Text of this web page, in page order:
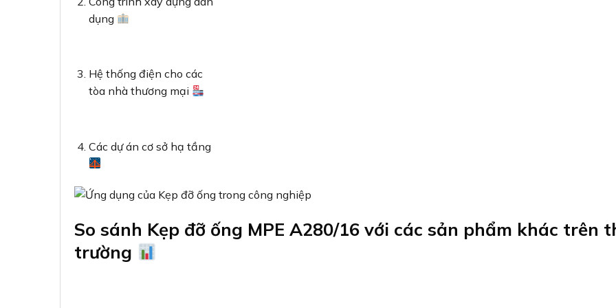
dụng
Hệ thống điện cho các
tòa nhà thương mại
Các dự án cơ sở hạ tầng
So sánh Kẹp đỡ ống MPE A280/16 với các sản phẩm khác trên
trường